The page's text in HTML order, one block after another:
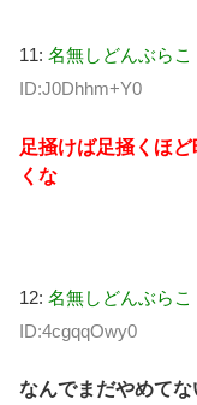
11: 名無しどんぶらこ
ID:J0Dhhm+Y0
足掻けば足掻くほ
くな
12: 名無しどんぶらこ
ID:4cgqqOwy0
なんでまだやめてな